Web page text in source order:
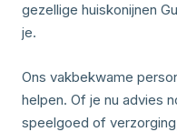
gezellige huiskonijnen
je.
Ons vakbekwame
helpen. Of je nu advies
speelgoed of